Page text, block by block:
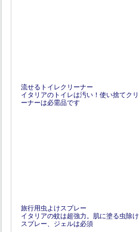
流せるトイレクリーナー
イタリアのトイレは汚い！使い捨てクリ
ーナーは必需品です
旅行用虫よけスプレー
イタリアの蚊は超強力。肌に塗る虫除け
スプレー、ジェルは必須